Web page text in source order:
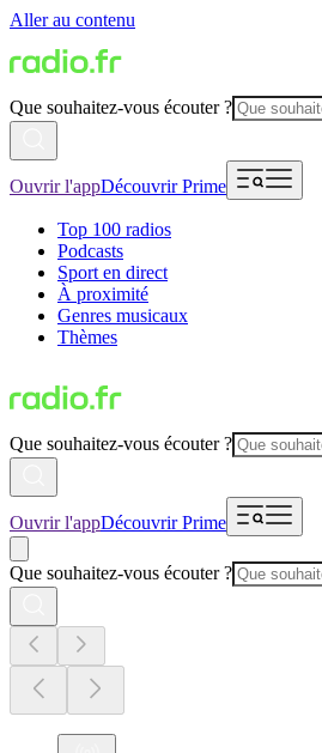
Aller au contenu
Que souhaitez-vous écouter ?
Ouvrir l'appDécouvrir Prime
Top 100 radios
Podcasts
Sport en direct
À proximité
Genres musicaux
Thèmes
Que souhaitez-vous écouter ?
Ouvrir l'appDécouvrir Prime
Que souhaitez-vous écouter ?